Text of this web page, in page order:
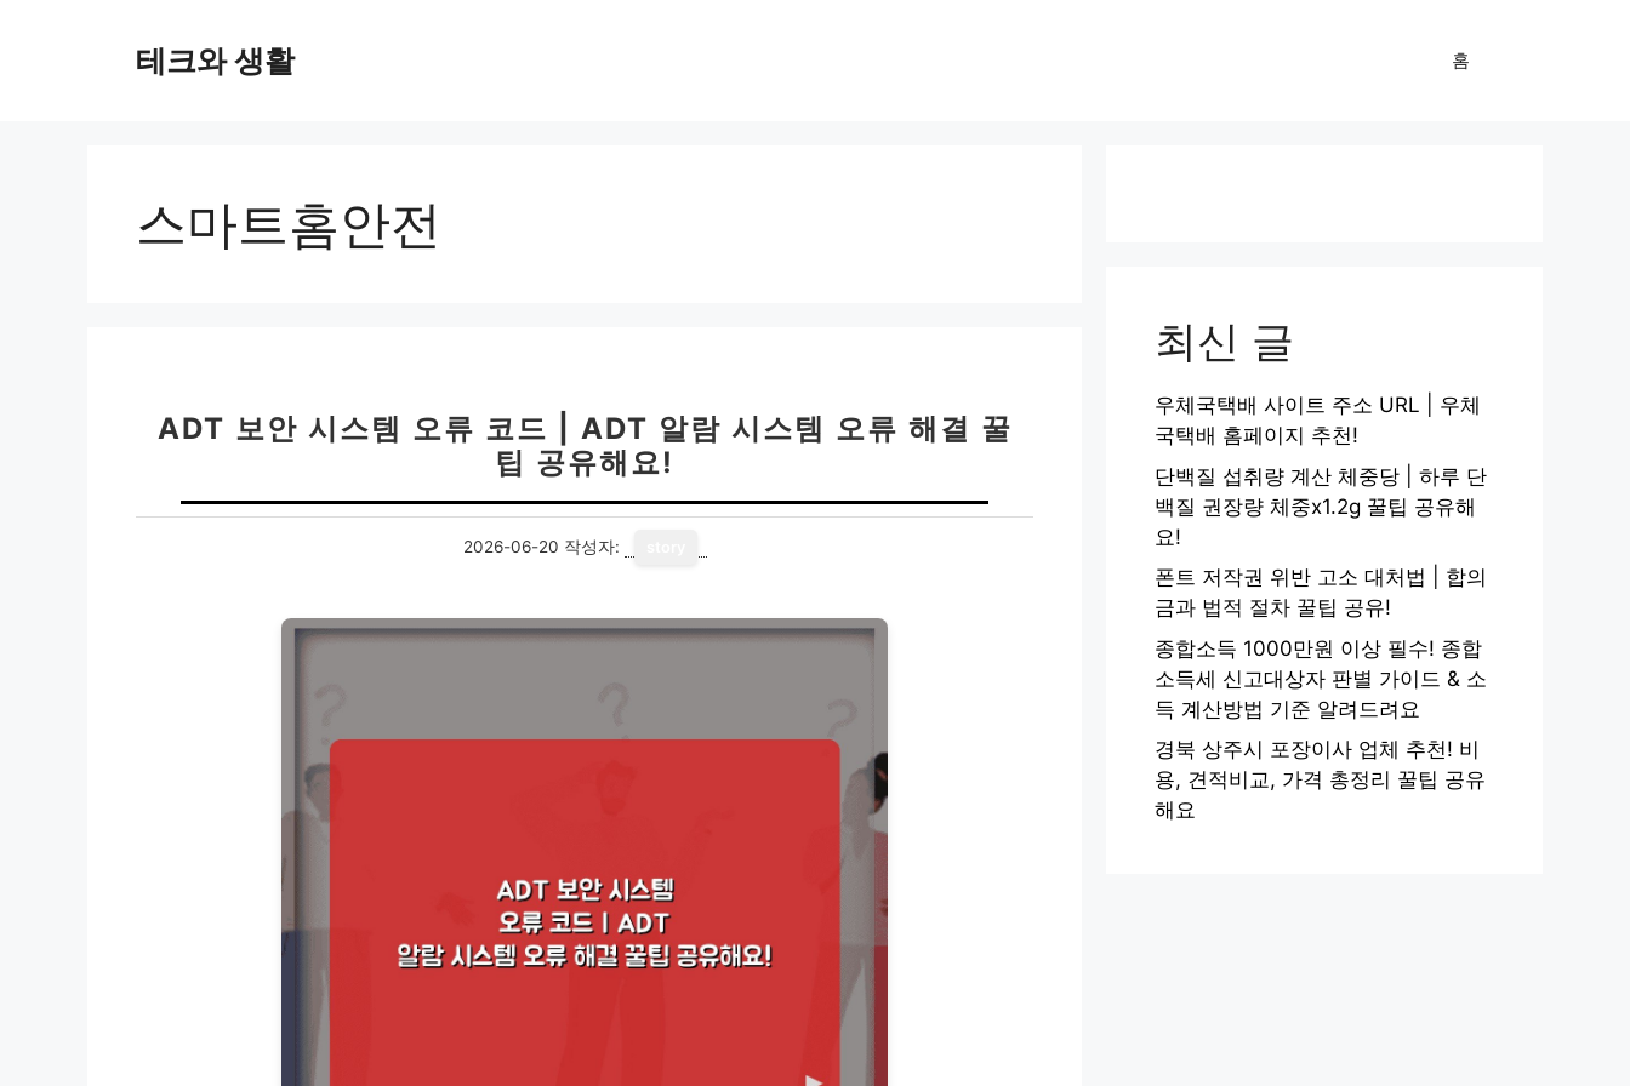
테크와 생활 홈
스마트홈안전
ADT 보안 시스템 오류 코드 | ADT 알람 시스템 오류 해결 꿀
팁 공유해요!
2026-06-20 작성자:
최신 글
우체국택배 사이트 주소 URL | 우체
국택배 홈페이지 추천!
단백질 섭취량 계산 체중당 | 하루 단
백질 권장량 체중x1.2g 꿀팁 공유해
요!
폰트 저작권 위반 고소 대처법 | 합의
금과 법적 절차 꿀팁 공유!
종합소득 1000만원 이상 필수! 종합
소득세 신고대상자 판별 가이드 & 소
득 계산방법 기준 알려드려요
경북 상주시 포장이사 업체 추천! 비
용, 견적비교, 가격 총정리 꿀팁 공유
해요